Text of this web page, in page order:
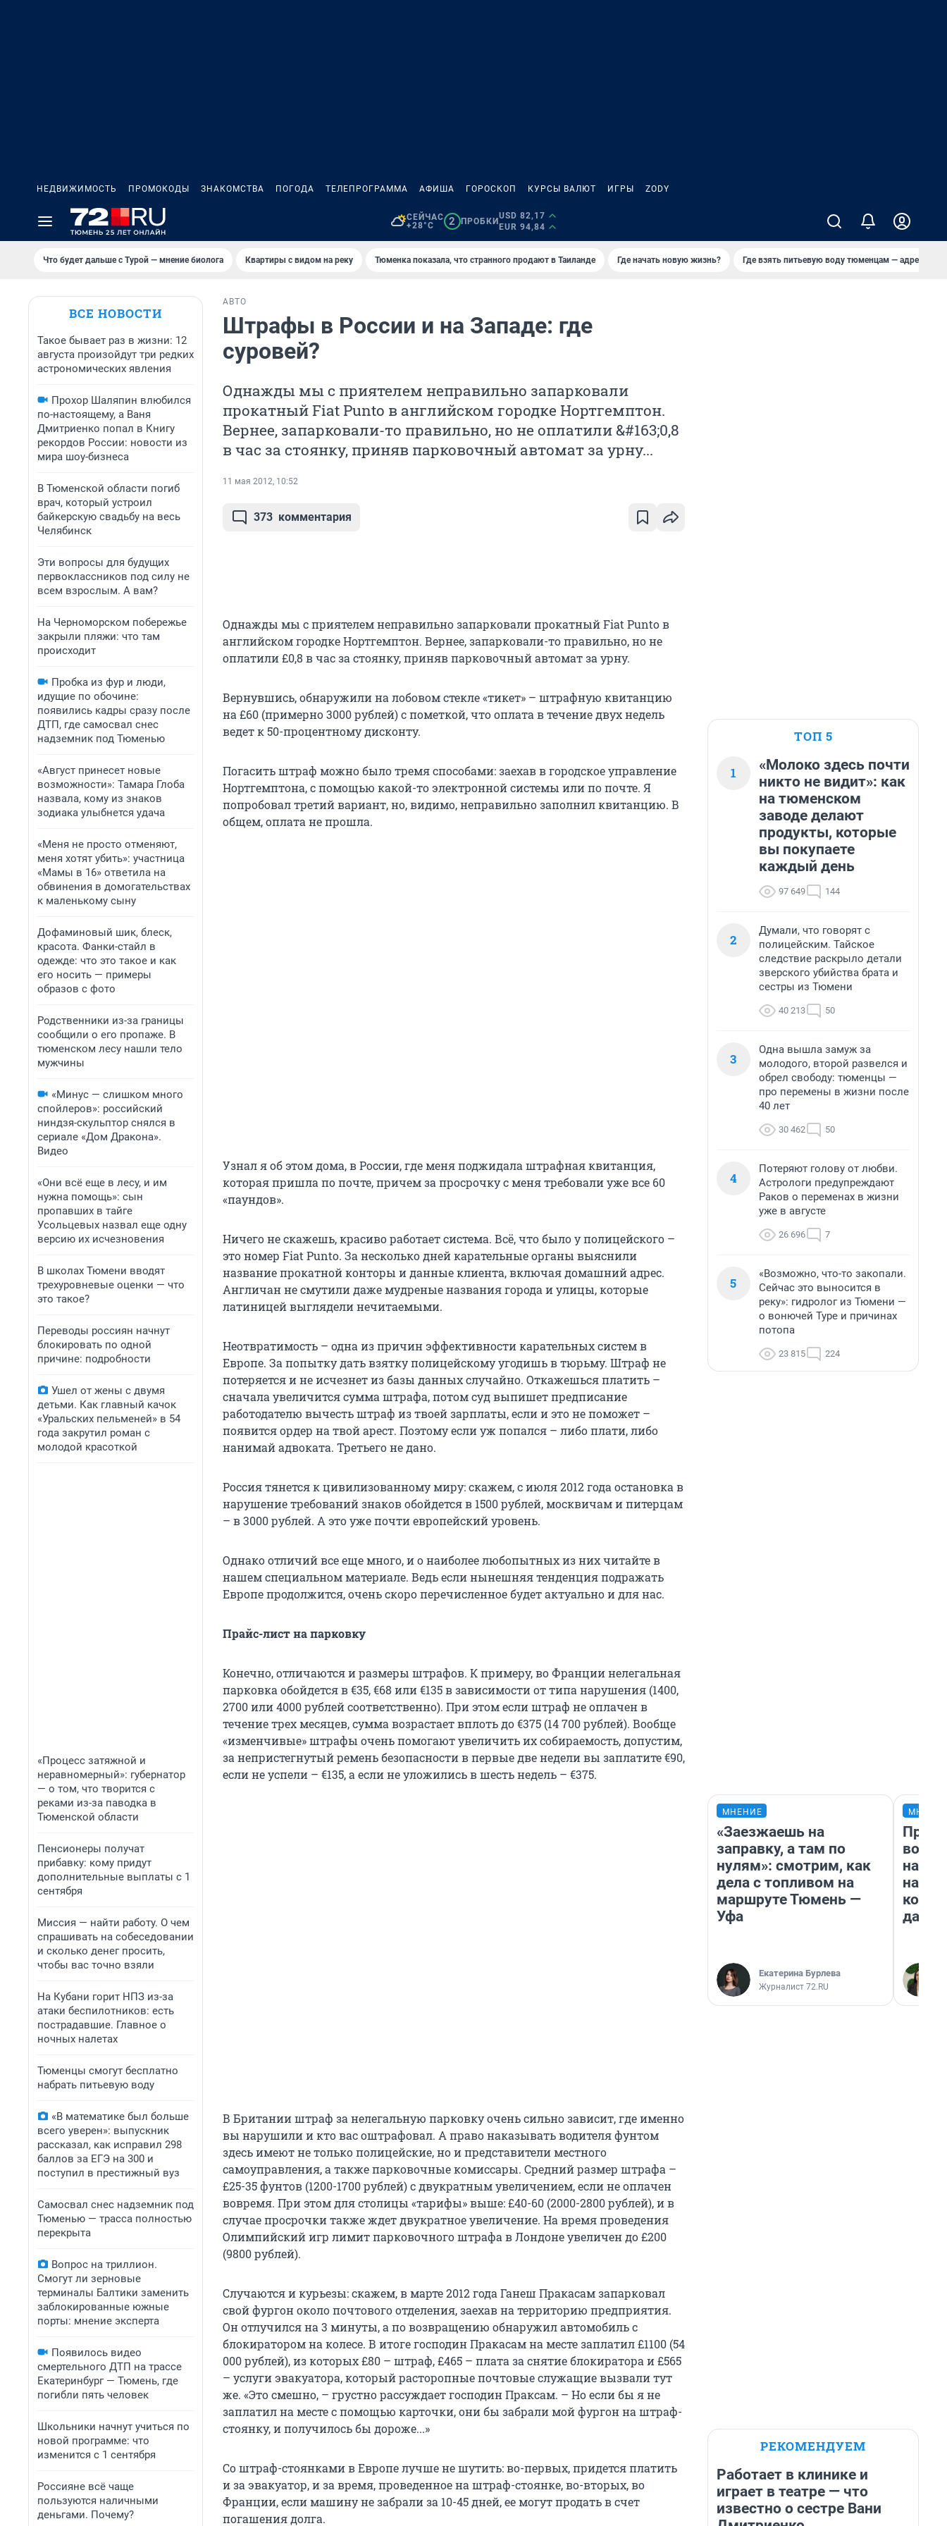
НЕДВИЖИМОСТЬ ПРОМОКОДЫ ЗНАКОМСТВА ПОГОДА ТЕЛЕПРОГРАММА АФИША ГОРОСКОП КУРСЫ ВАЛЮТ ИГРЫ ZODY
СЕЙЧАС
+28°C
2 ПРОБКИ
USD 82,17
EUR 94,84
Что будет дальше с Турой — мнение биолога Квартиры с видом на реку Тюменка показала, что странного продают в Таиланде Где начать новую жизнь? Где взять питьевую воду тюменцам — адреса
ВСЕ НОВОСТИ
Такое бывает раз в жизни: 12
августа произойдут три редких
астрономических явления
Прохор Шаляпин влюбился
по-настоящему, а Ваня
Дмитриенко попал в Книгу
рекордов России: новости из
мира шоу-бизнеса
В Тюменской области погиб
врач, который устроил
байкерскую свадьбу на весь
Челябинск
Эти вопросы для будущих
первоклассников под силу не
всем взрослым. А вам?
На Черноморском побережье
закрыли пляжи: что там
происходит
Пробка из фур и люди,
идущие по обочине:
появились кадры сразу после
ДТП, где самосвал снес
надземник под Тюменью
«Август принесет новые
возможности»: Тамара Глоба
назвала, кому из знаков
зодиака улыбнется удача
«Меня не просто отменяют,
меня хотят убить»: участница
«Мамы в 16» ответила на
обвинения в домогательствах
к маленькому сыну
Дофаминовый шик, блеск,
красота. Фанки-стайл в
одежде: что это такое и как
его носить — примеры
образов с фото
Родственники из-за границы
сообщили о его пропаже. В
тюменском лесу нашли тело
мужчины
«Минус — слишком много
спойлеров»: российский
ниндзя-скульптор снялся в
сериале «Дом Дракона».
Видео
«Они всё еще в лесу, и им
нужна помощь»: сын
пропавших в тайге
Усольцевых назвал еще одну
версию их исчезновения
В школах Тюмени вводят
трехуровневые оценки — что
это такое?
Переводы россиян начнут
блокировать по одной
причине: подробности
Ушел от жены с двумя
детьми. Как главный качок
«Уральских пельменей» в 54
года закрутил роман с
молодой красоткой
«Процесс затяжной и
неравномерный»: губернатор
— о том, что творится с
реками из-за паводка в
Тюменской области
Пенсионеры получат
прибавку: кому придут
дополнительные выплаты с 1
сентября
Миссия — найти работу. О чем
спрашивать на собеседовании
и сколько денег просить,
чтобы вас точно взяли
На Кубани горит НПЗ из-за
атаки беспилотников: есть
пострадавшие. Главное о
ночных налетах
Тюменцы смогут бесплатно
набрать питьевую воду
«В математике был больше
всего уверен»: выпускник
рассказал, как исправил 298
баллов за ЕГЭ на 300 и
поступил в престижный вуз
Самосвал снес надземник под
Тюменью — трасса полностью
перекрыта
Вопрос на триллион.
Смогут ли зерновые
терминалы Балтики заменить
заблокированные южные
порты: мнение эксперта
Появилось видео
смертельного ДТП на трассе
Екатеринбург — Тюмень, где
погибли пять человек
Школьники начнут учиться по
новой программе: что
изменится с 1 сентября
Россияне всё чаще
пользуются наличными
деньгами. Почему?
АВТО
Штрафы в России и на Западе: где
суровей?
Однажды мы с приятелем неправильно запарковали
прокатный Fiat Punto в английском городке Нортгемптон.
Вернее, запарковали-то правильно, но не оплатили &#163;0,8
в час за стоянку, приняв парковочный автомат за урну...
11 мая 2012, 10:52
373 комментария
Однажды мы с приятелем неправильно запарковали прокатный Fiat Punto в
английском городке Нортгемптон. Вернее, запарковали-то правильно, но не
оплатили £0,8 в час за стоянку, приняв парковочный автомат за урну.
Вернувшись, обнаружили на лобовом стекле «тикет» – штрафную квитанцию
на £60 (примерно 3000 рублей) с пометкой, что оплата в течение двух недель
ведет к 50-процентному дисконту.
Погасить штраф можно было тремя способами: заехав в городское управление
Нортгемптона, с помощью какой-то электронной системы или по почте. Я
попробовал третий вариант, но, видимо, неправильно заполнил квитанцию. В
общем, оплата не прошла.
Узнал я об этом дома, в России, где меня поджидала штрафная квитанция,
которая пришла по почте, причем за просрочку с меня требовали уже все 60
«паундов».
Ничего не скажешь, красиво работает система. Всё, что было у полицейского –
это номер Fiat Punto. За несколько дней карательные органы выяснили
название прокатной конторы и данные клиента, включая домашний адрес.
Англичан не смутили даже мудреные названия города и улицы, которые
латиницей выглядели нечитаемыми.
Неотвратимость – одна из причин эффективности карательных систем в
Европе. За попытку дать взятку полицейскому угодишь в тюрьму. Штраф не
потеряется и не исчезнет из базы данных случайно. Откажешься платить –
сначала увеличится сумма штрафа, потом суд выпишет предписание
работодателю вычесть штраф из твоей зарплаты, если и это не поможет –
появится ордер на твой арест. Поэтому если уж попался – либо плати, либо
нанимай адвоката. Третьего не дано.
Россия тянется к цивилизованному миру: скажем, с июля 2012 года остановка в
нарушение требований знаков обойдется в 1500 рублей, москвичам и питерцам
– в 3000 рублей. А это уже почти европейский уровень.
Однако отличий все еще много, и о наиболее любопытных из них читайте в
нашем специальном материале. Ведь если нынешняя тенденция подражать
Европе продолжится, очень скоро перечисленное будет актуально и для нас.
Прайс-лист на парковку
Конечно, отличаются и размеры штрафов. К примеру, во Франции нелегальная
парковка обойдется в €35, €68 или €135 в зависимости от типа нарушения (1400,
2700 или 4000 рублей соответственно). При этом если штраф не оплачен в
течение трех месяцев, сумма возрастает вплоть до €375 (14 700 рублей). Вообще
«изменчивые» штрафы очень помогают увеличить их собираемость, допустим,
за непристегнутый ремень безопасности в первые две недели вы заплатите €90,
если не успели – €135, а если не уложились в шесть недель – €375.
В Британии штраф за нелегальную парковку очень сильно зависит, где именно
вы нарушили и кто вас оштрафовал. А право наказывать водителя фунтом
здесь имеют не только полицейские, но и представители местного
самоуправления, а также парковочные комиссары. Средний размер штрафа –
£25-35 фунтов (1200-1700 рублей) с двукратным увеличением, если не оплачен
вовремя. При этом для столицы «тарифы» выше: £40-60 (2000-2800 рублей), и в
случае просрочки также ждет двукратное увеличение. На время проведения
Олимпийский игр лимит парковочного штрафа в Лондоне увеличен до £200
(9800 рублей).
Случаются и курьезы: скажем, в марте 2012 года Ганеш Пракасам запарковал
свой фургон около почтового отделения, заехав на территорию предприятия.
Он отлучился на 3 минуты, а по возвращению обнаружил автомобиль с
блокиратором на колесе. В итоге господин Пракасам на месте заплатил £1100 (54
000 рублей), из которых £80 – штраф, £465 – плата за снятие блокиратора и £565
– услуги эвакуатора, который расторопные почтовые служащие вызвали тут
же. «Это смешно, – грустно рассуждает господин Праксам. – Но если бы я не
заплатил на месте с помощью карточки, они бы забрали мой фургон на штраф-
стоянку, и получилось бы дороже...»
Со штраф-стоянками в Европе лучше не шутить: во-первых, придется платить
и за эвакуатор, и за время, проведенное на штраф-стоянке, во-вторых, во
Франции, если машину не забрали за 10-45 дней, ее могут продать в счет
погашения долга.
ТОП 5
1
«Молоко здесь почти
никто не видит»: как
на тюменском
заводе делают
продукты, которые
вы покупаете
каждый день
97 649 144
2
Думали, что говорят с
полицейским. Тайское
следствие раскрыло детали
зверского убийства брата и
сестры из Тюмени
40 213 50
3
Одна вышла замуж за
молодого, второй развелся и
обрел свободу: тюменцы —
про перемены в жизни после
40 лет
30 462 50
4
Потеряют голову от любви.
Астрологи предупреждают
Раков о переменах в жизни
уже в августе
26 696 7
5
«Возможно, что-то закопали.
Сейчас это выносится в
реку»: гидролог из Тюмени —
о вонючей Туре и причинах
потопа
23 815 224
МНЕНИЕ
«Заезжаешь на
заправку, а там по
нулям»: смотрим, как
дела с топливом на
маршруте Тюмень —
Уфа
Екатерина Бурлева
Журналист 72.RU
нам
даже
РЕКОМЕНДУЕМ
Работает в клинике и
играет в театре — что
известно о сестре Вани